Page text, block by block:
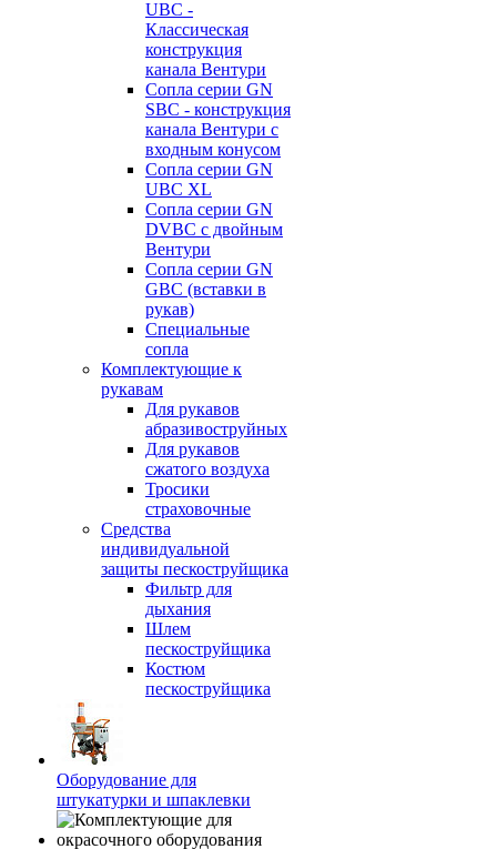
UBC -
Классическая
конструкция
канала Вентури
Сопла серии GN
SBC - конструкция
канала Вентури c
входным конусом
Сопла серии GN
UBC XL
Сопла серии GN
DVBC с двойным
Вентури
Сопла серии GN
GBC (вставки в
рукав)
Специальные
сопла
Комплектующие к
рукавам
Для рукавов
абразивоструйных
Для рукавов
сжатого воздуха
Тросики
страховочные
Средства
индивидуальной
защиты пескоструйщика
Фильтр для
дыхания
Шлем
пескоструйщика
Костюм
пескоструйщика
Оборудование для
штукатурки и шпаклевки